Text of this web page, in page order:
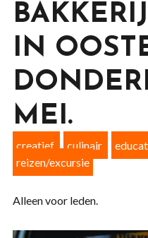
IN
MEI.
creatief culinair
reizen/excursie
Alleen voor leden.